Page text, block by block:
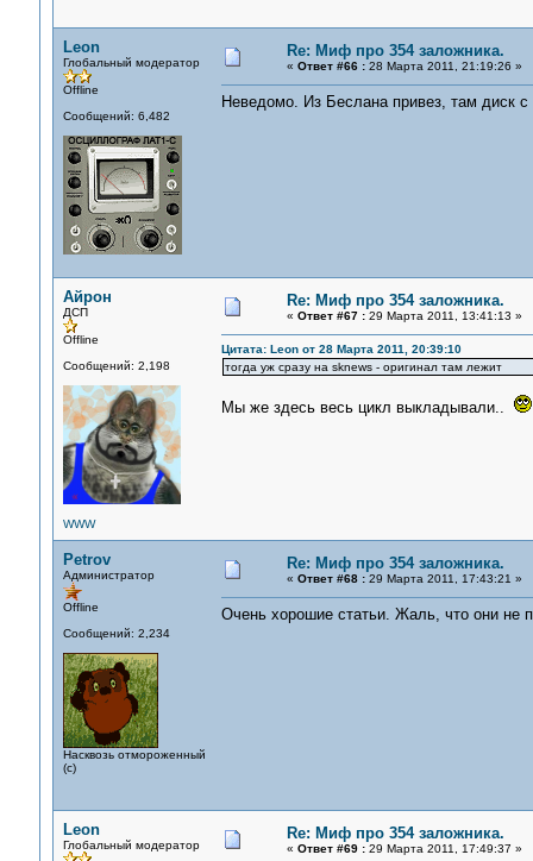
Leon
Глобальный модератор
Offline
Сообщений: 6,482
Re: Миф про 354 заложника.
« Ответ #66 :28 Марта 2011, 21:19:26 »
Неведомо. Из Беслана привез, там диск
Айрон
ДСП
Offline
Сообщений: 2,198
WWW
Re: Миф про 354 заложника.
« Ответ #67 :29 Марта 2011, 13:41:13 »
Цитата: Leon от 28 Марта 2011, 20:39:10
тогда уж сразу на sknews - оригинал там лежит
Мы же здесь весь цикл выкладывали..
Petrov
Администратор
Offline
Сообщений: 2,234
Насквозь отмороженный
(с)
Re: Миф про 354 заложника.
« Ответ #68 :29 Марта 2011, 17:43:21 »
Очень хорошие статьи. Жаль, что они не
Leon
Глобальный модератор
Re: Миф про 354 заложника.
« Ответ #69 :29 Марта 2011, 17:49:37 »